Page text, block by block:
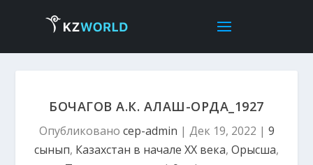
БОЧАГОВ А.К. АЛАШ-ОРДА_1927
Опубликовано cep-admin | Дек 19, 2022 | 9
сынып, Казахстан в начале ХХ века, Орысша,